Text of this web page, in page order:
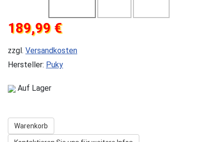
189,99 €
zzgl. Versandkosten
Hersteller: Puky
Auf Lager
Warenkorb